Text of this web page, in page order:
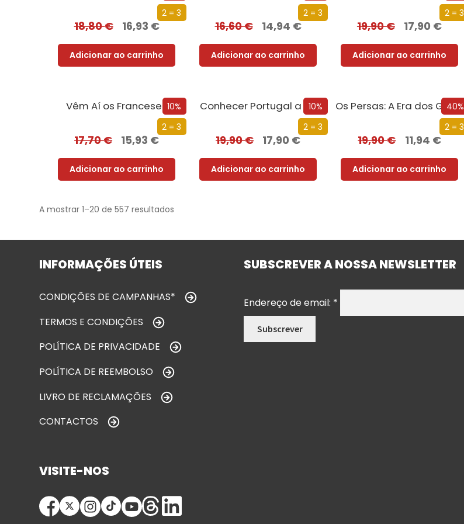
2 = 3
18,80€ 16,93 €
Adicionar ao carrinho
2 = 3
16,60€ 14,94 €
Adicionar ao carrinho
2 = 3
19,90€ 17,90 €
Adicionar ao carrinho
10%
2 = 3
Vêm Aí os Franceses
17,70€ 15,93 €
Adicionar ao carrinho
10%
2 = 3
Conhecer Portugal a Pé
19,90€ 17,90 €
Adicionar ao carrinho
40%
2 = 3
Os Persas: A Era dos Grandes Reis
19,90€ 11,94 €
Adicionar ao carrinho
A mostrar 1–20 de 557 resultados
INFORMAÇÕES ÚTEIS
CONDIÇÕES DE CAMPANHAS*
TERMOS E CONDIÇÕES
POLÍTICA DE PRIVACIDADE
POLÍTICA DE REEMBOLSO
LIVRO DE RECLAMAÇÕES
CONTACTOS
SUBSCREVER A NOSSA NEWSLETTER
Endereço de email: *
VISITE-NOS